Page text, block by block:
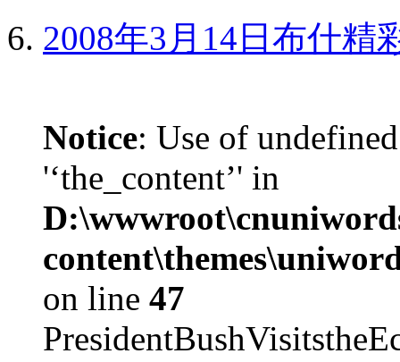
2008年3月14日布什精
Notice: Use of
'‘the_content’' in
on line 47